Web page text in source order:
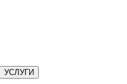
УСЛУГИ